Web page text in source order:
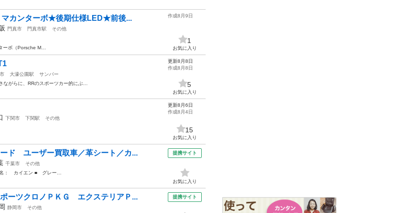
マカンターボ★後期仕様LED★前後...
門真市 門真市駅 その他
ーボ（Porsche M…
作成8月9日
1
お気に入り
大濠公園駅
サンバー
ながらに、RRのスポーツカー的にぶ…
更新8月8日
作成8月8日
5
お気に入り
下関市 下関駅 その他
更新8月6日
作成8月4日
15
お気に入り
ド ユーザー買取車／革シート／カ...
千葉市
その他
： カイエン ■ グレー…
提携サイト
お気に入り
ーツクロノＰＫＧ エクステリアＰ...
静岡市
その他
提携サイト